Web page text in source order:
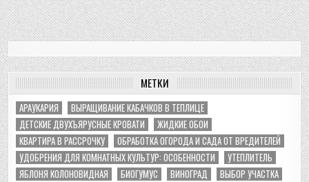
МЕТКИ
АРАУКАРИЯ
ВЫРАЩИВАНИЕ КАБАЧКОВ В ТЕПЛИЦЕ
ДЕТСКИЕ ДВУХЪЯРУСНЫЕ КРОВАТИ
ЖИДКИЕ ОБОИ
КВАРТИРА В РАССРОЧКУ
ОБРАБОТКА ОГОРОДА И САДА ОТ ВРЕДИТЕЛЕЙ
УДОБРЕНИЯ ДЛЯ КОМНАТНЫХ КУЛЬТУР: ОСОБЕННОСТИ
УТЕПЛИТЕЛЬ
ЯБЛОНЯ КОЛОНОВИДНАЯ
БИОГУМУС ВИНОГРАД
ВЫБОР УЧАСТКА